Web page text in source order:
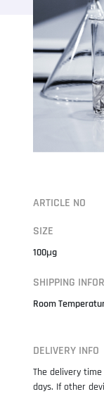
ARTICLE NO
SIZE
100μg
SHIPPING
Room
DELIVERY INFO
The delivery
days. If other